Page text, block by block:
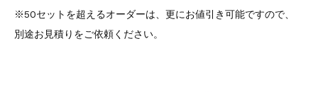
※50セットを超えるオーダーは、更にお値引き可能ですので、
別途お見積りをご依頼ください。